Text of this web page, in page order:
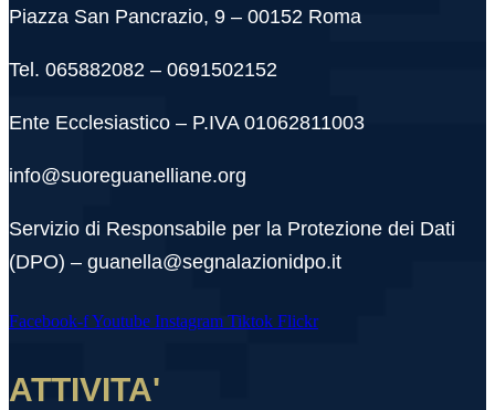
Piazza San Pancrazio, 9 – 00152 Roma
Tel. 065882082 – 0691502152
Ente Ecclesiastico – P.IVA 01062811003
info@suoreguanelliane.org
Servizio di Responsabile per la Protezione dei Dati
(DPO) – guanella@segnalazionidpo.it
Facebook-fYoutube Instagram Tiktok Flickr
ATTIVITA'